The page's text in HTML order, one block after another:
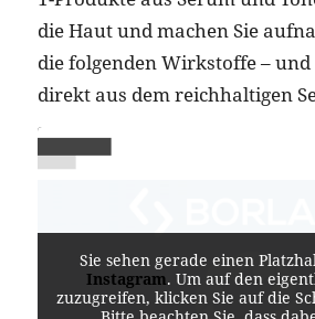
die Haut und machen Sie
die folgenden Wirkstoffe –
direkt aus dem reichhaltigen
Sie sehen gerade einen
Instagram. Um auf den
zuzugreifen, klicken Sie auf die